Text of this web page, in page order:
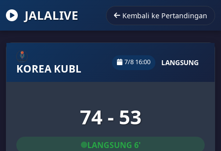
JALALIVE Kembali ke Pertandingan
KOREA KUBL
7/8 16:00 LANGSUNG
74 - 53
LANGSUNG 6'